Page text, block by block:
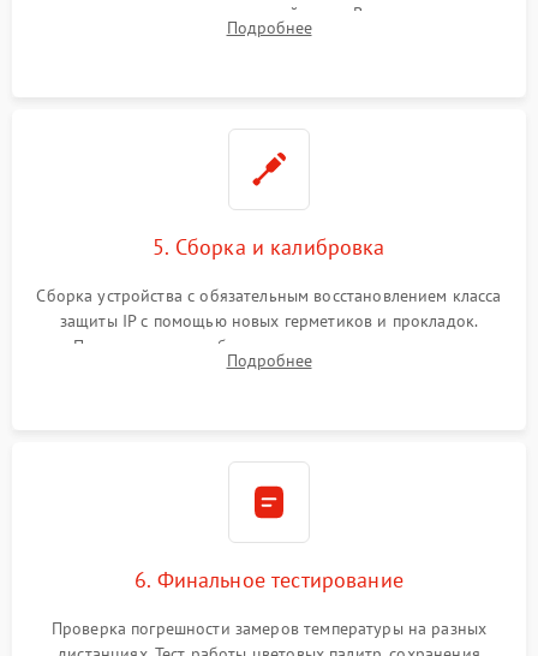
контроллеров на материнской плате. Восстановление
разъемов и кнопок, замена поврежденных элементов
Подробнее
5. Сборка и калибровка
Сборка устройства с обязательным восстановлением класса
защиты IP с помощью новых герметиков и прокладок.
Программная калибровка матрицы по эталонному
абсолютно черному телу для точного измерения температур.
Подробнее
6. Финальное тестирование
Проверка погрешности замеров температуры на разных